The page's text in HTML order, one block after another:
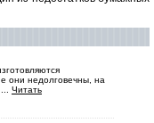
они недолговечны, на
Читать